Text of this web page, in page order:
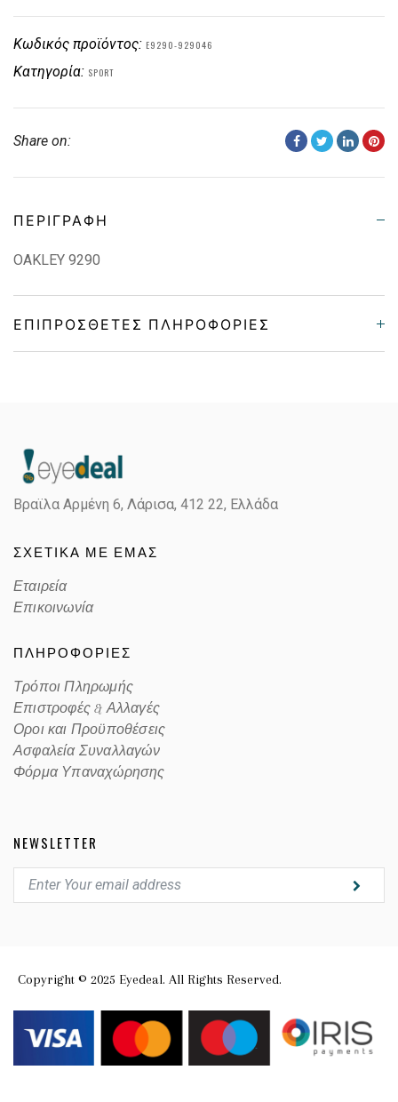
Κωδικός προϊόντος: E9290-929046
Κατηγορία: SPORT
Share on:
ΠΕΡΙΓΡΑΦΉ
OAKLEY 9290
ΕΠΙΠΡΌΣΘΕΤΕΣ ΠΛΗΡΟΦΟΡΊΕΣ
Color
Lens Color GRADIENT GRAY
Color code
Βραϊλα Αρμένη 6, Λάρισα, 412 22, Ελλάδα
ΣΧΕΤΙΚΑ ΜΕ ΕΜΑΣ
Εταιρεία
Επικοινωνία
ΠΛΗΡΟΦΟΡΙΕΣ
Τρόποι Πληρωμής
Επιστροφές & Αλλαγές
Οροι και Προϋποθέσεις
Ασφαλεία Συναλλαγών
Φόρμα Υπαναχώρησης
NEWSLETTER
Copyright © 2025 Eyedeal. All Rights Reserved.